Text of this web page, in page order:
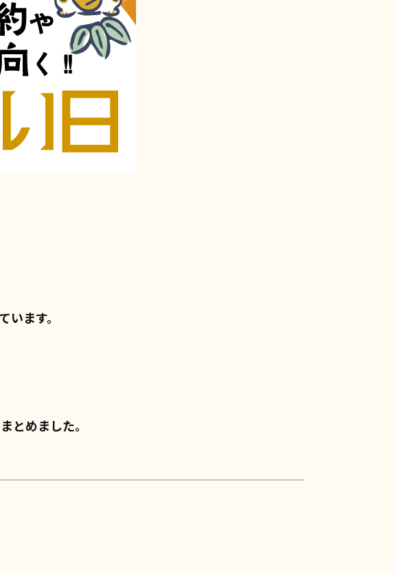
ます。
とめました。